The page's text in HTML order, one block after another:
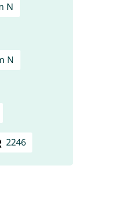
N
N
2246